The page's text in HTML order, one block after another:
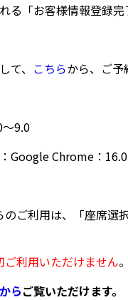
る「お客様情報登録
、 こちらから、ご予
9.0
Google Chrome：
のご利用は、「座席選
ご利用いただけません。
らご覧いただけます。